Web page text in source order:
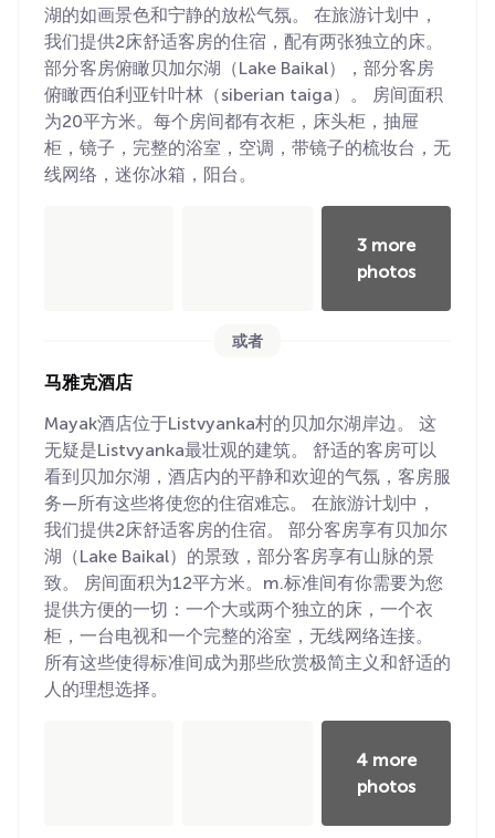
湖的如画景色和宁静的放松气氛。 在旅游计划中，
我们提供2床舒适客房的住宿，配有两张独立的床。
部分客房俯瞰贝加尔湖（Lake Baikal），部分客房
俯瞰西伯利亚针叶林（siberian taiga）。 房间面积
为20平方米。每个房间都有衣柜，床头柜，抽屉
柜，镜子，完整的浴室，空调，带镜子的梳妆台，无
线网络，迷你冰箱，阳台。
3 more
photos
或者
马雅克酒店
Mayak酒店位于Listvyanka村的贝加尔湖岸边。 这
无疑是Listvyanka最壮观的建筑。 舒适的客房可以
看到贝加尔湖，酒店内的平静和欢迎的气氛，客房服
务—所有这些将使您的住宿难忘。 在旅游计划中，
我们提供2床舒适客房的住宿。 部分客房享有贝加尔
湖（Lake Baikal）的景致，部分客房享有山脉的景
致。 房间面积为12平方米。m.标准间有你需要为您
提供方便的一切：一个大或两个独立的床，一个衣
柜，一台电视和一个完整的浴室，无线网络连接。
所有这些使得标准间成为那些欣赏极简主义和舒适的
人的理想选择。
4 more
photos